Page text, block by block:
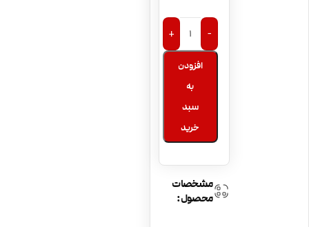
-
+
افزودن
به
سبد
خرید
مشخصات
محصول: